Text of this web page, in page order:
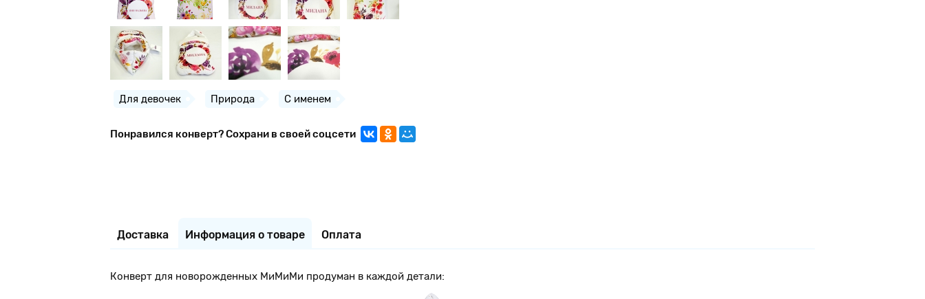
Для девочек Природа С именем
Понравился конверт? Сохрани в своей соцсети
Доставка Информация о товаре Оплата
Конверт для новорожденных МиМиМи продуман в каждой детали: